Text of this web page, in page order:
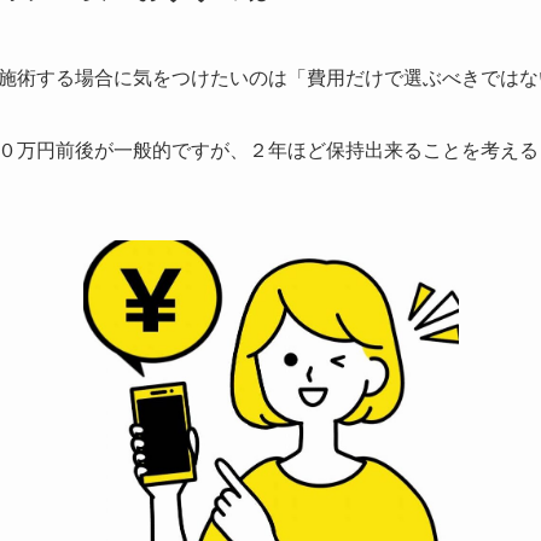
術する場合に気をつけたいのは 「費用だけで選ぶべきでは
万円前後が一般的ですが、２年ほど保持出来ることを考え